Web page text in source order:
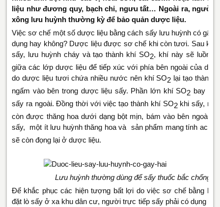
liệu như đương quy, bạch chỉ, ngưu tất… Ngoài ra, người
xông lưu huỳnh thường kỳ để bảo quản dược liệu.
Việc sơ chế một số dược liệu bằng cách sấy lưu huỳnh có gây
dụng hay không? Dược liệu được sơ chế khi còn tươi. Sau khi
sấy, lưu huỳnh cháy và tạo thành khí SO2, khí này sẽ luồn
giữa các lớp dược liệu để tiếp xúc với phía bên ngoài của
do dược liệu tươi chứa nhiều nước nên khí SO2 lại tạo thành
ngấm vào bên trong dược liệu sấy. Phần lớn khí SO2 bay lên
sấy ra ngoài. Đồng thời với việc tạo thành khí SO2khi sấy,
còn được thăng hoa dưới dạng bột mịn, bám vào bên ngoài
sấy, một ít lưu huỳnh thăng hoa và sản phẩm mang tính acid
sẽ còn đọng lại ở dược liệu.
Lưu huỳnh thường dùng để sấy thuốc bắc chống
Để khắc phục các hiện tượng bất lợi do việc sơ chế bằng lưu
đặt lò sấy ở xa khu dân cư, người trực tiếp sấy phải có dụng cụ